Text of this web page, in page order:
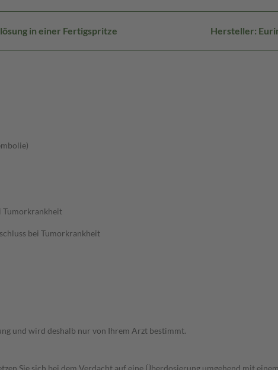
in einer Fertigspritze Hersteller:
Tumorkrankheit
bei Tumorkrankheit
und wird deshalb nur von Ihrem Arzt bestimmt.
Sie sich bei dem Verdacht auf eine Überdosierung umgehend mit